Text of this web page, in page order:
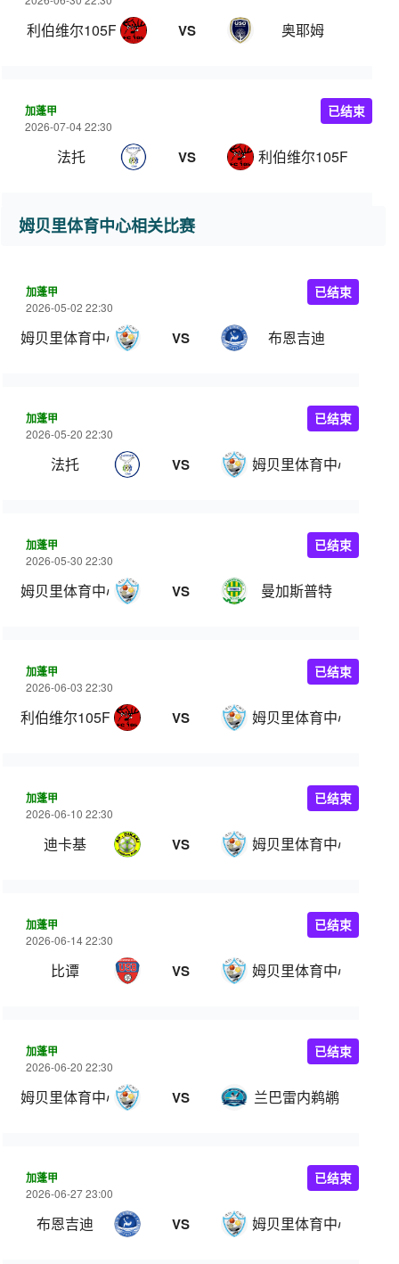
利伯维尔105FC VS 奥耶姆
加蓬甲
2026-07-04 22:30
法托 VS 利伯维尔105FC
已结束
姆贝里体育中心相关比赛
加蓬甲
2026-05-02 22:30
姆贝里体育中心 VS 布恩吉迪
已结束
加蓬甲
2026-05-20 22:30
法托 VS 姆贝里体育中心
已结束
加蓬甲
2026-05-30 22:30
姆贝里体育中心 VS 曼加斯普特
已结束
加蓬甲
2026-06-03 22:30
利伯维尔105FC VS 姆贝里体育中心
已结束
加蓬甲
2026-06-10 22:30
迪卡基 VS 姆贝里体育中心
已结束
加蓬甲
2026-06-14 22:30
比谭 VS 姆贝里体育中心
已结束
加蓬甲
2026-06-20 22:30
姆贝里体育中心 VS 兰巴雷内鹈鹕
已结束
加蓬甲
2026-06-27 23:00
布恩吉迪 VS 姆贝里体育中心
已结束